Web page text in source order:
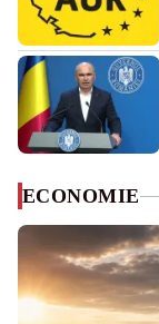
ECONOMIE